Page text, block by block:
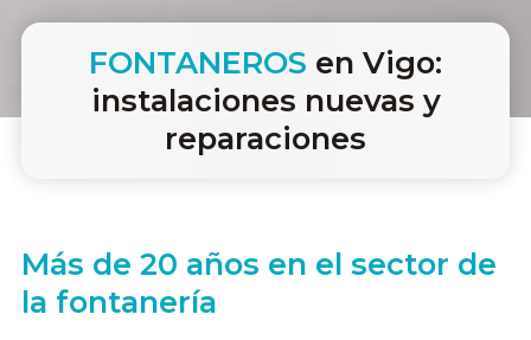
FONTANEROS en Vigo:
instalaciones nuevas y
reparaciones
Más de 20 años en el sector de
la fontanería